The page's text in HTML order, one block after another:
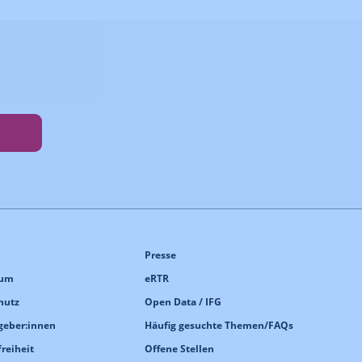
Presse
eRTR
Open Data / IFG
Häufig gesuchte Themen/FAQs
Offene Stellen